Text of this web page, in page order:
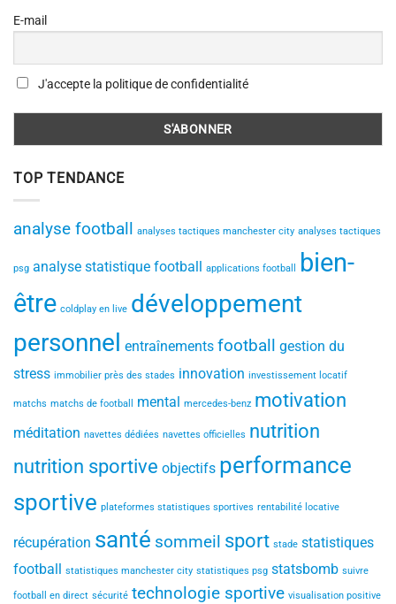
E-mail
J'accepte la politique de confidentialité
TOP TENDANCE
analyse football analyses tactiques manchester city analyses tactiques
psg analyse statistique football applications football
bien-
être coldplay en live développement
personnel entraînements football gestion du
stress immobilier près des stades innovation investissement locatif
matchs matchs de football mental mercedes-benz motivation
méditation navettes dédiées navettes officielles nutrition
nutrition sportive objectifs performance
sportive plateformes statistiques sportives rentabilité locative
récupération santé sommeil sport stade statistiques
football statistiques manchester city statistiques psg statsbomb suivre
football en direct sécurité technologie sportive visualisation positive